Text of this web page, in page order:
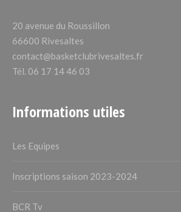
20 avenue du Roussillon
66600 Rivesaltes
contact@basketclubrivesaltes.fr
Tél. 06 17 14 46 03
Informations utiles
Les Equipes
Inscriptions saison 2023-2024
BCR Tv